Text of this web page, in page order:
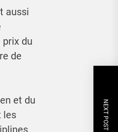
aussi
du
de
et du
les
NEXT POST